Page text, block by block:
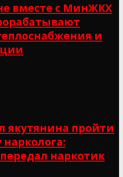
вместе с МинЖКХ
и
якутянина пройти
наркотик